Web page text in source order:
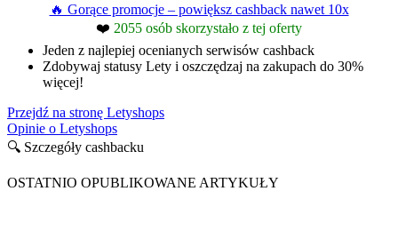
🔥 Gorące promocje – powiększ cashback nawet 10x
❤️ 2055 osób skorzystało z tej oferty
Jeden z najlepiej ocenianych serwisów cashback
Zdobywaj statusy Lety i oszczędzaj na zakupach do 30%
więcej!
Przejdź na stronę Letyshops
Opinie o Letyshops
🔍 Szczegóły cashbacku
OSTATNIO OPUBLIKOWANE ARTYKUŁY